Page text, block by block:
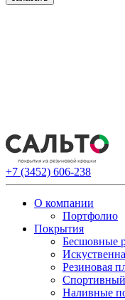
+7 (3452) 606-238
О компании
Портфолио
Покрытия
Бесшовные
Резиновая
Наливные